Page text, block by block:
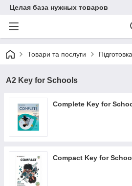
Целая база нужных товаров
Товари та послуги
A2 Key for Schools
Complete Key for
Compact Key for